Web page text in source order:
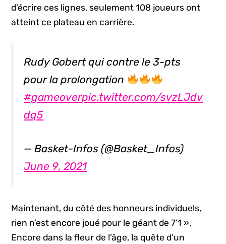
d’écrire ces lignes, seulement 108 joueurs ont
atteint ce plateau en carrière.
Rudy Gobert qui contre le 3-pts
pour la prolongation
#gameoverpic.twitter.com/svzLJdv
dq5
— Basket-Infos (@Basket_Infos)
June 9, 2021
Maintenant, du côté des honneurs individuels,
rien n’est encore joué pour le géant de 7’1 ».
Encore dans la fleur de l’âge, la quête d’un